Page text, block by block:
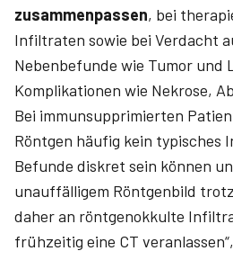
zusammenpassen, bei
Infiltraten sowie bei Verdacht
Nebenbefunde wie Tumor und
Komplikationen wie Nekrose,
Bei immunsupprimierten
Röntgen häufig kein typisches
Befunde diskret sein können
unauffälligem Röntgenbild
daher an röntgenokkulte
frühzeitig eine CT